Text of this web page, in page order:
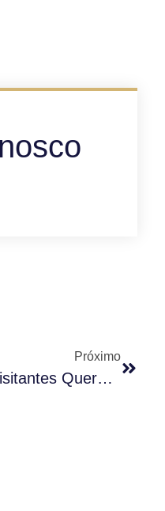
Próximo
Visitantes Querem Usar A Piscina, E Agora?